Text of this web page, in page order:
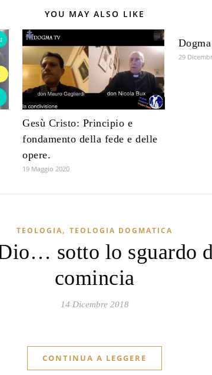
YOU MAY ALSO LIKE
Gesù Cristo: Principio e
fondamento della fede e delle
opere.
19 Maggio 2020
29
TEOLOGIA, TEOLOGIA DOGMATICA
sotto lo sguardo
comincia
14 Dicembre 2018
CONTINUA A LEGGERE